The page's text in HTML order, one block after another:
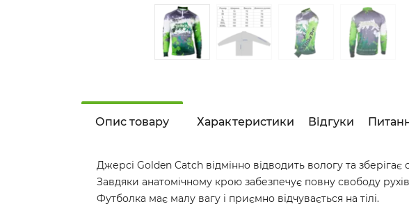
Опис товару Характеристики Відгуки
Джерсі Golden Catch відмінно відводить вологу та
Завдяки анатомічному крою забезпечує повну свободу
Футболка має малу вагу і приємно відчувається на тілі.